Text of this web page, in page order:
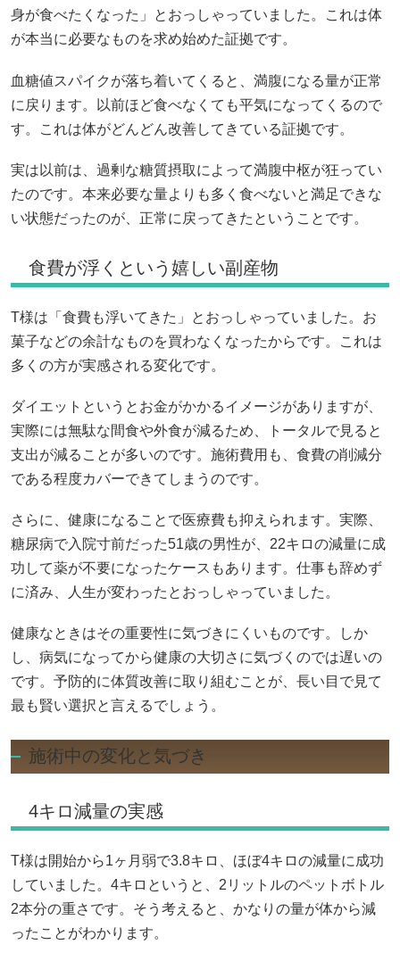
身が食べたくなった」とおっしゃっていました。これは体
が本当に必要なものを求め始めた証拠です。
血糖値スパイクが落ち着いてくると、満腹になる量が正常
に戻ります。以前ほど食べなくても平気になってくるので
す。これは体がどんどん改善してきている証拠です。
実は以前は、過剰な糖質摂取によって満腹中枢が狂ってい
たのです。本来必要な量よりも多く食べないと満足できな
い状態だったのが、正常に戻ってきたということです。
食費が浮くという嬉しい副産物
T様は「食費も浮いてきた」とおっしゃっていました。お
菓子などの余計なものを買わなくなったからです。これは
多くの方が実感される変化です。
ダイエットというとお金がかかるイメージがありますが、
実際には無駄な間食や外食が減るため、トータルで見ると
支出が減ることが多いのです。施術費用も、食費の削減分
である程度カバーできてしまうのです。
さらに、健康になることで医療費も抑えられます。実際、
糖尿病で入院寸前だった51歳の男性が、22キロの減量に成
功して薬が不要になったケースもあります。仕事も辞めず
に済み、人生が変わったとおっしゃっていました。
健康なときはその重要性に気づきにくいものです。しか
し、病気になってから健康の大切さに気づくのでは遅いの
です。予防的に体質改善に取り組むことが、長い目で見て
最も賢い選択と言えるでしょう。
施術中の変化と気づき
4キロ減量の実感
T様は開始から1ヶ月弱で3.8キロ、ほぼ4キロの減量に成功
していました。4キロというと、2リットルのペットボトル
2本分の重さです。そう考えると、かなりの量が体から減
ったことがわかります。